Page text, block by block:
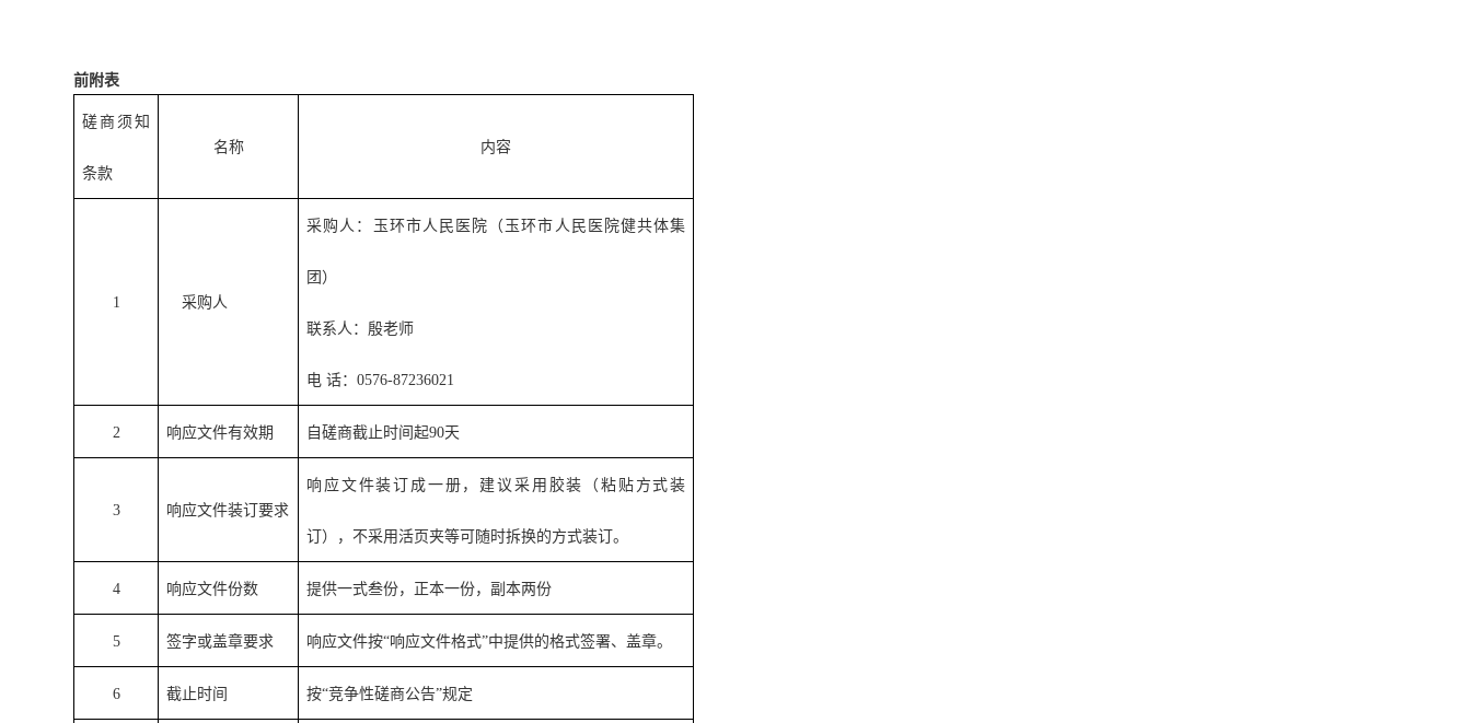
前附表
磋商须知
条款
名称 内容
1 采购人
采购人：玉环市人民医院（玉环市人民医院健共体集
团）
联系人：殷老师
电 话：0576-87236021
2 响应文件有效期 自磋商截止时间起90天
3 响应文件装订要求
响应文件装订成一册，建议采用胶装（粘贴方式装
订），不采用活页夹等可随时拆换的方式装订。
4 响应文件份数 提供一式叁份，正本一份，副本两份
5 签字或盖章要求 响应文件按“响应文件格式”中提供的格式签署、盖章。
6 截止时间 按“竞争性磋商公告”规定